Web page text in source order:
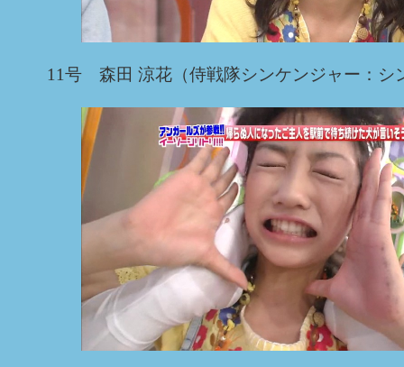
11号 森田 涼花（侍戦隊シンケンジャー：シ